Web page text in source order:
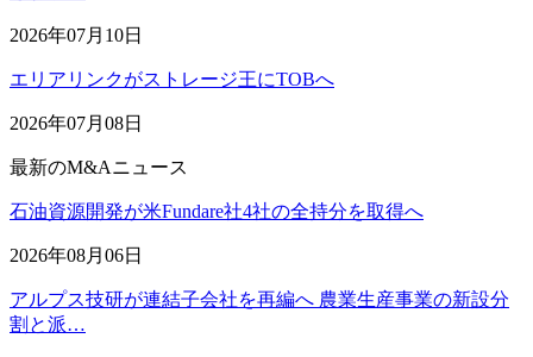
2026年07月10日
エリアリンクがストレージ王にTOBへ
2026年07月08日
最新のM&Aニュース
石油資源開発が米Fundare社4社の全持分を取得へ
2026年08月06日
アルプス技研が連結子会社を再編へ 農業生産事業の新設分
割と派…